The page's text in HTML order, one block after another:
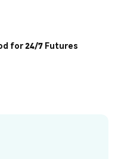
for 24/7 Futures